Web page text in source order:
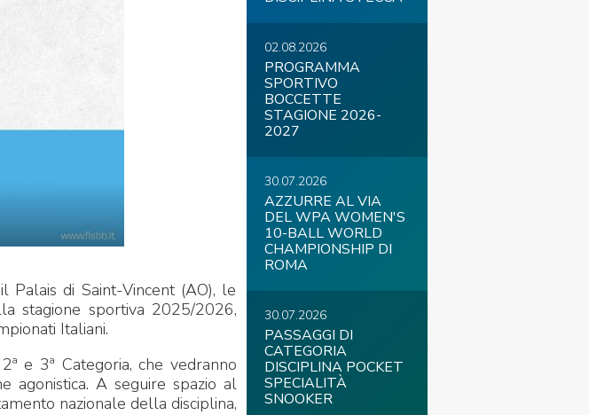
COVID-19
Link Federazione Trasparente
di Saint-Vincent (AO), le
stagione sportiva 2025/2026,
Italiani.
e 3ª Categoria, che vedranno
agonistica. A seguire spazio al
nazionale della disciplina,
02.08.2026
PROGRAMMA
SPORTIVO
BOCCETTE
STAGIONE 2026-
2027
30.07.2026
AZZURRE AL VIA
DEL WPA WOMEN'S
10-BALL WORLD
CHAMPIONSHIP DI
ROMA
30.07.2026
PASSAGGI DI
CATEGORIA
DISCIPLINA POCKET
SPECIALITÀ
SNOOKER